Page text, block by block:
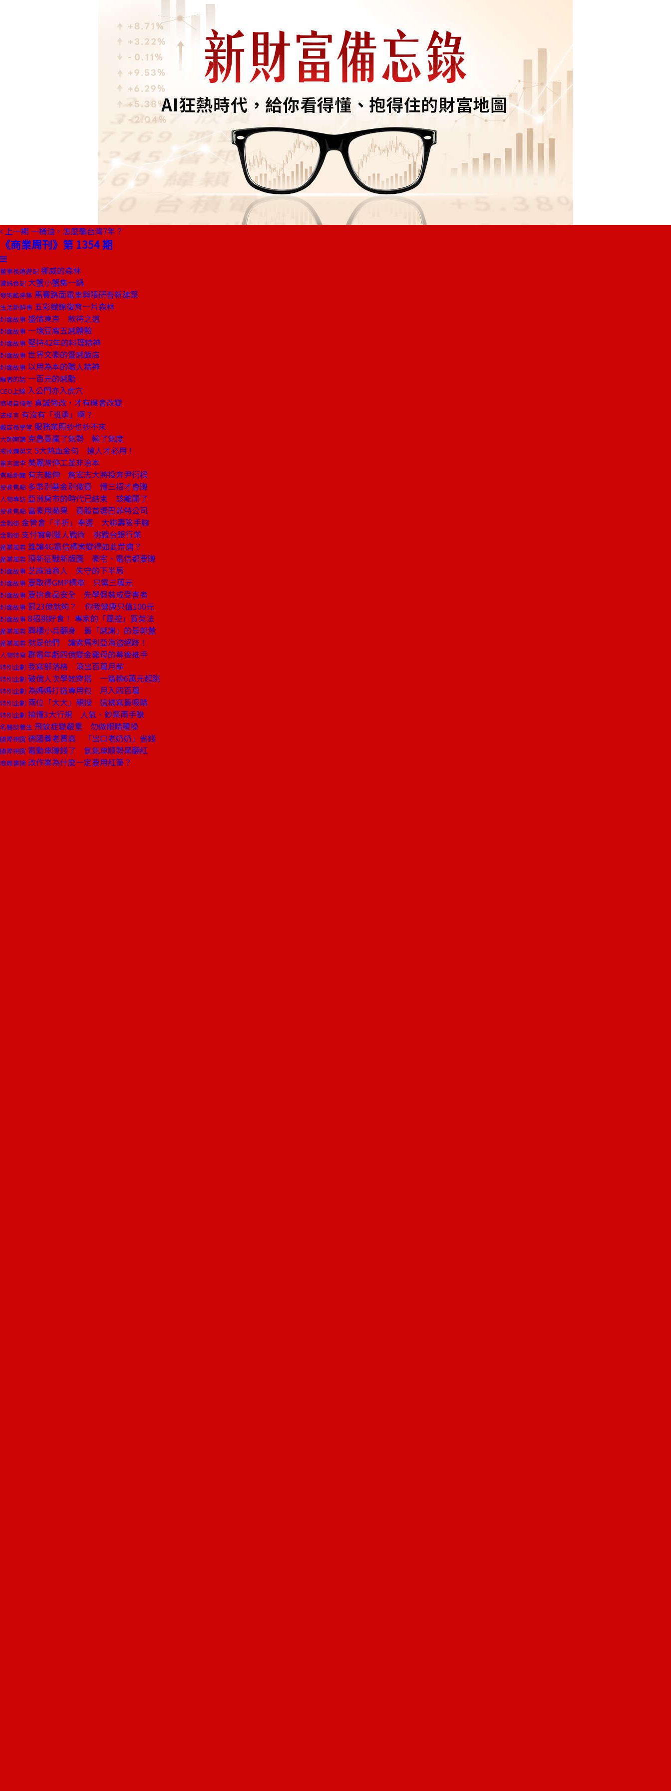
上一期 一桶油，怎麼騙台灣7年？
《商業周刊》第 1354 期
董事長嬉遊記 挪威的森林
饕姊食記 大蟹小蟹集一鍋
發現酷建築 馬賽路面電車與隈研吾新建築
生活新鮮事 五彩織錦復育一片森林
封面故事 盛情東京 款待之道
封面故事 一塊豆腐五感體驗
封面故事 堅持42年的料理精神
封面故事 世界文豪的靈感飯店
封面故事 以用為本的職人精神
編者的話 一百元的感動
CEO上線 入公門亦入虎穴
商場自慢塾 真誠悔改，才有機會改變
去梯言 有沒有「班勇」啊？
戴店長學堂 服務業照抄也抄不來
大師開講 克魯曼贏了氣勢 輸了氣度
戒掉爛英文 5大熱血金句 搶人才必用！
童言識李 美麗灣停工並非治本
焦點新聞 有志難伸 詹宏志大將投奔尹衍樑
投資焦點 多幣別基金別傻買 懂三招才會賺
人物專訪 亞洲房市的時代已結束 該離開了
投資焦點 富豪甩蘋果 買股首選巴菲特公司
金融街 金管會「半折」奉還 大綁壽險手腳
金融街 支付寶創獵人戰術 挑戰台銀行業
產業風雲 誰讓4G電信標案變得如此荒唐？
產業風雲 頂新征戰新版圖 豪宅、電信都要賺
封面故事 芝麻油商人 失守的下半局
封面故事 要取得GMP標章 只需三萬元
封面故事 要拚食品安全 先學假裝成受害者
封面故事 罰23億就夠？ 你我健康只值100元
封面故事 8招挑好食！ 專家的「風控」買菜法
產業風雲 興櫃小兵翻身 最「感謝」的是郭董
產業風雲 就是他們 讓索馬利亞海盜絕跡！
人物特寫 群電年虧四億變金雞母的幕後推手
特別企劃 我寫部落格 滾出百萬月薪
特別企劃 破億人次學她穿搭 一篇稿6萬元起跳
特別企劃 為媽媽打造專用包 月入四百萬
特別企劃 兩位「大大」親授 這樣寫最吸睛
特別企劃 搞懂3大行規 人氣、鈔票兩手賺
名醫談養生 飛蚊症變嚴重 勿做眼睛體操
國際視窗 德國養老費高 「出口老奶奶」省錢
國際視窗 電動車賺錢了 氫氣車順勢黑翻紅
商周書摘 改作業為什麼一定要用紅筆？